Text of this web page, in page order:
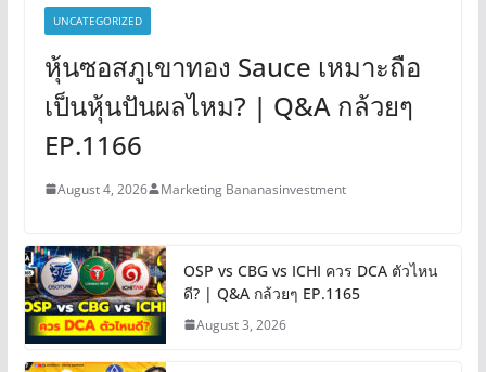
UNCATEGORIZED
หุ้นซอสภูเขาทอง Sauce เหมาะถือ
เป็นหุ้นปันผลไหม? | Q&A กล้วยๆ
EP.1166
August 4, 2026 Marketing Bananasinvestment
OSP vs CBG vs ICHI ควร DCA ตัวไหน
ดี? | Q&A กล้วยๆ EP.1165
August 3, 2026